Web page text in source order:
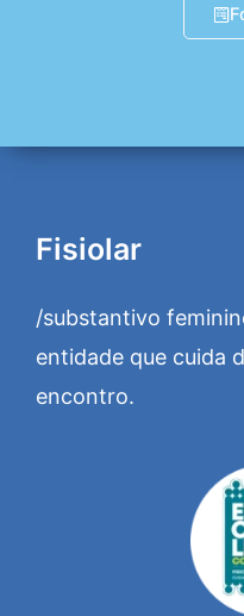
Fisiolar
/substantivo
entidade que cuida
encontro.